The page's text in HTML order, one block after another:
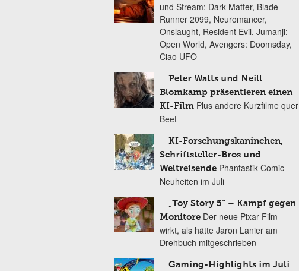
und Stream: Dark Matter, Blade
Runner 2099, Neuromancer,
Onslaught, Resident Evil, Jumanji:
Open World, Avengers: Doomsday,
Ciao UFO
Peter Watts und Neill
Blomkamp präsentieren einen
KI-Film Plus andere Kurzfilme quer
Beet
KI-Forschungskaninchen,
Schriftsteller-Bros und
Weltreisende Phantastik-Comic-
Neuheiten im Juli
„Toy Story 5“ – Kampf gegen
Monitore Der neue Pixar-Film
wirkt, als hätte Jaron Lanier am
Drehbuch mitgeschrieben
Gaming-Highlights im Juli